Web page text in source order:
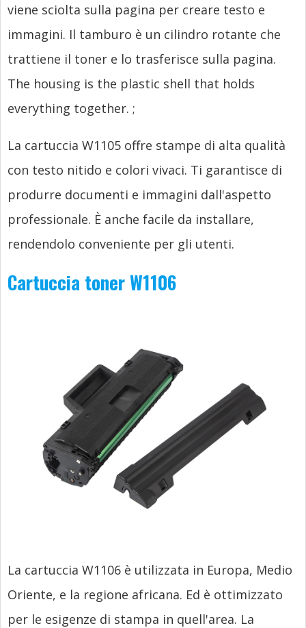
viene sciolta sulla pagina per creare testo e
immagini. Il tamburo è un cilindro rotante che
trattiene il toner e lo trasferisce sulla pagina.
The housing is the plastic shell that holds
everything together. ;
La cartuccia W1105 offre stampe di alta qualità
con testo nitido e colori vivaci. Ti garantisce di
produrre documenti e immagini dall'aspetto
professionale. È anche facile da installare,
rendendolo conveniente per gli utenti.
Cartuccia toner W1106
La cartuccia W1106 è utilizzata in Europa, Medio
Oriente, e la regione africana. Ed è ottimizzato
per le esigenze di stampa in quell'area. La